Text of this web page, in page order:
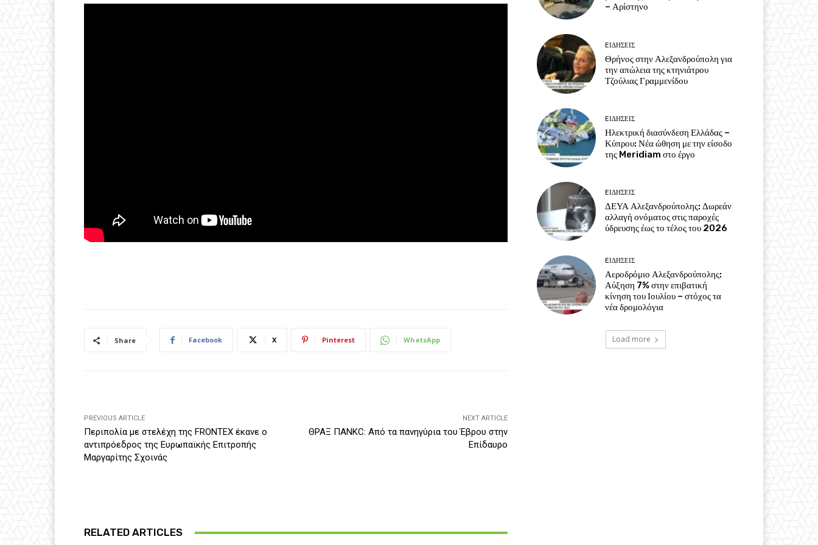
Share Facebook X Pinterest WhatsApp
PREVIOUS ARTICLE
Περιπολία με στελέχη της FRONTEX έκανε ο
αντιπρόεδρος της Ευρωπαϊκής Επιτροπής
Μαργαρίτης Σχοινάς
NEXT ARTICLE
ΘΡΑΞ ΠΑΝΚC: Από τα πανηγύρια του Έβρου στην
Επίδαυρο
RELATED ARTICLES
– Αρίστηνο
EΙΔΗΣΕΙΣ
Θρήνος στην Αλεξανδρούπολη για
την απώλεια της κτηνιάτρου
Τζούλιας Γραμμενίδου
EΙΔΗΣΕΙΣ
Ηλεκτρική διασύνδεση Ελλάδας –
Κύπρου: Νέα ώθηση με την είσοδο
της Meridiam στο έργο
EΙΔΗΣΕΙΣ
ΔΕΥΑ Αλεξανδρούπολης: Δωρεάν
αλλαγή ονόματος στις παροχές
ύδρευσης έως το τέλος του 2026
EΙΔΗΣΕΙΣ
Αεροδρόμιο Αλεξανδρούπολης:
Αύξηση 7% στην επιβατική
κίνηση του Ιουλίου – στόχος τα
νέα δρομολόγια
Load more